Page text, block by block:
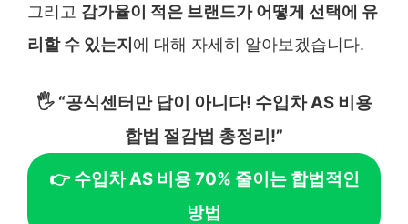
그리고 감가율이 적은 브랜드가 어떻게 선택에 유
리할 수 있는지 에 대해 자세히 알아보겠습니다.
🖐️ “공식센터만 답이 아니다! 수입차 AS 비용
합법 절감법 총정리!”
👉 수입차 AS 비용 70% 줄이는 합법적인
방법